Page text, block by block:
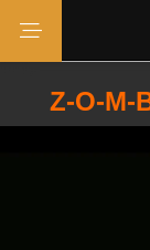
Z-O-M-